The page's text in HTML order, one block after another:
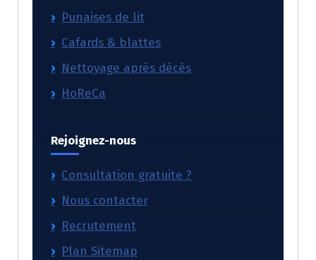
Punaises de lit
Cafards & blattes
Nettoyage après décès
HoReCa
Rejoignez-nous
Consultation gratuite ?
Nous contacter
Recrutement
Plan Sitemap